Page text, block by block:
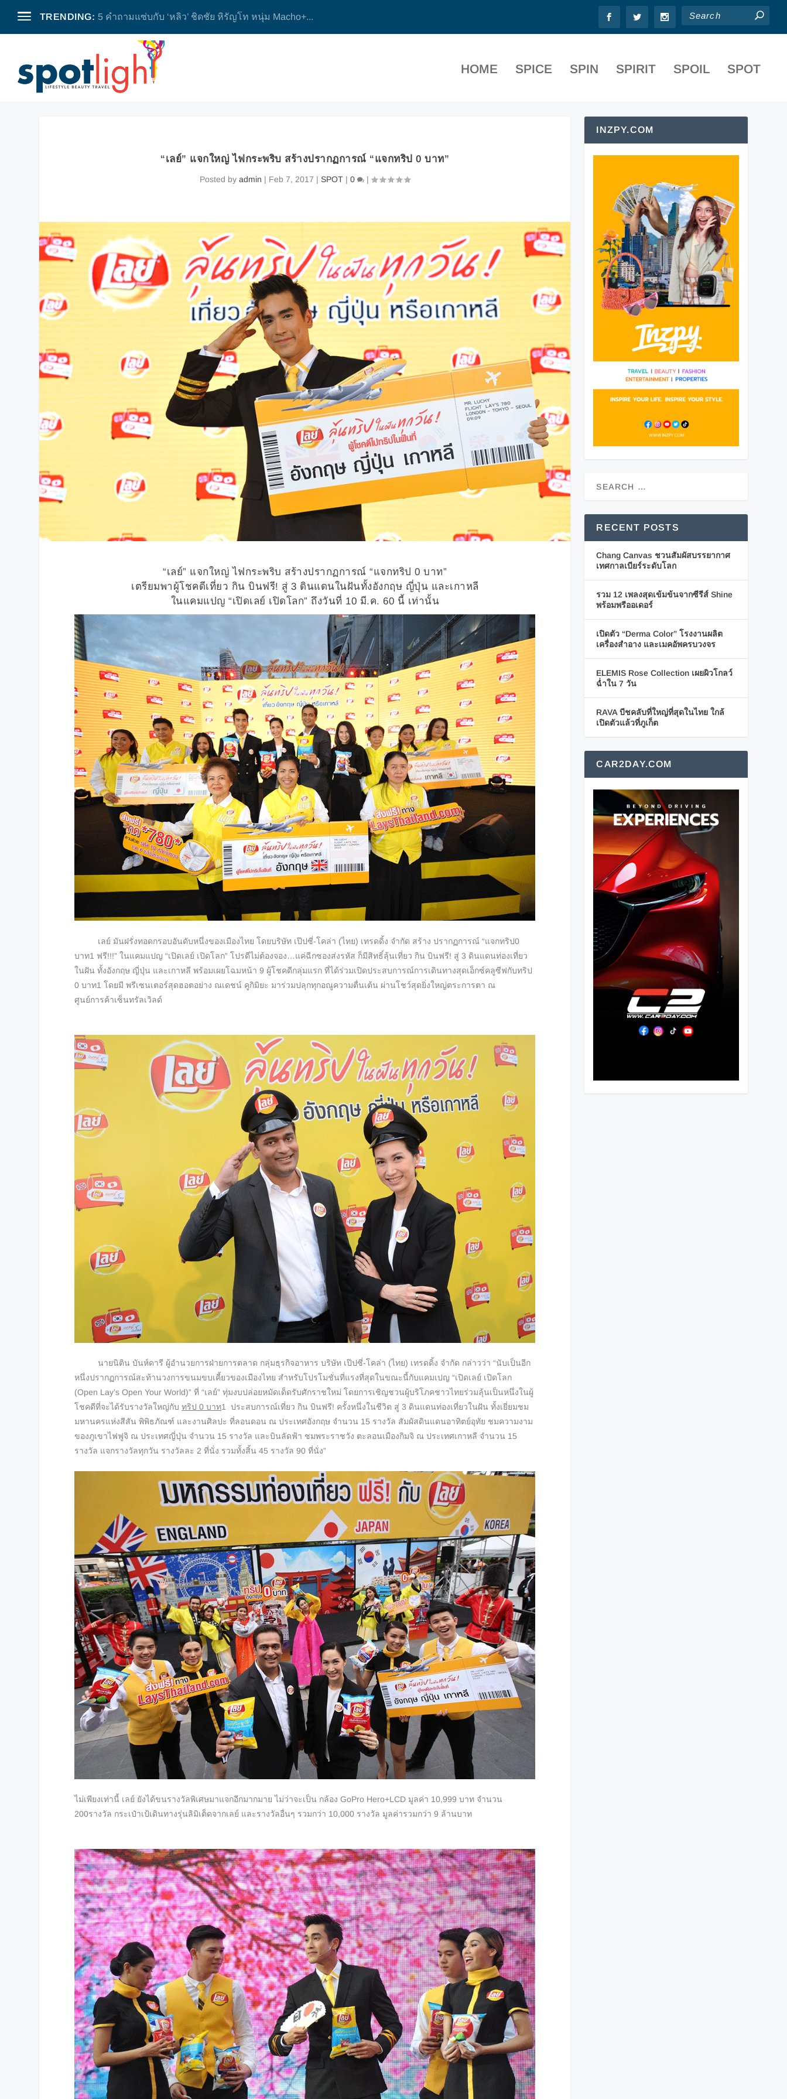
TRENDING: 5 คำถามแซ่บกับ ‘หลิว’ ชิดชัย หิรัญโท หนุ่ม Macho+...
HOME SPICE SPIN SPIRIT SPOIL SPOT
“เลย์” แจกใหญ่ ไฟกระพริบ สร้างปรากฏการณ์ “แจกทริป 0 บาท”
Posted byadmin | Feb 7, 2017 | SPOT |0 |
“เลย์” แจกใหญ่ ไฟกระพริบ สร้างปรากฏการณ์“แจกทริป 0บาท”
เตรียมพาผู้โชคดีเที่ยว กิน บินฟรี! สู่3 ดินแดนในฝันทั้งอังกฤษ ญี่ปุ่น และเกาหลี
ในแคมแปญ“เปิดเลย์ เปิดโลก”ถึงวันที่ 10 มี.ค.60 นี้ เท่านั้น
เลย์ มันฝรั่งทอดกรอบอันดับหนึ่งของเมืองไทย โดยบริษัท เป๊ปซี่-โคล่า (ไทย) เทรดดิ้ง จำกัด สร้าง ปรากฏการณ์“แจกทริป0
บาท1 ฟรี!!!”ในแคมแปญ“เปิดเลย์ เปิดโลก”โปรดีไม่ต้องจอง…แค่ฉีกซองส่งรหัส ก็มีสิทธิ์ลุ้นเที่ยว กิน บินฟรี! สู่3 ดินแดนท่องเที่ยว
ในฝัน ทั้งอังกฤษ ญี่ปุ่น และเกาหลี พร้อมเผยโฉมหน้า 9 ผู้โชคดีกลุ่มแรก ที่ได้ร่วมเปิดประสบการณ์การเดินทางสุดเอ็กซ์คลูซีฟกับทริป
0บาท1 โดยมี พรีเซนเตอร์สุดฮอตอย่าง ณเดชน์ คูกิมิยะ มาร่วมปลุกทุกอณูความตื่นเต้น ผ่านโชว์สุดยิ่งใหญ่ตระการตา ณ
ศูนย์การค้าเซ็นทรัลเวิลด์
นายนิติน บันห์ดารี ผู้อำนวยการฝ่ายการตลาด กลุ่มธุรกิจอาหาร บริษัท เป๊ปซี่-โคล่า (ไทย) เทรดดิ้ง จํากัด กล่าวว่า“นับเป็นอีก
หนึ่งปรากฏการณ์สะท้านวงการขนมขบเคี้ยวของเมืองไทย สำหรับโปรโมชั่นที่แรงที่สุดในขณะนี้กับแคมเปญ“เปิดเลย์ เปิดโลก
(Open Lay’s Open Your World)”ที่“เลย์”ทุ่มงบปล่อยหมัดเด็ดรับศักราชใหม่ โดยการเชิญชวนผู้บริโภคชาวไทยร่วมลุ้นเป็นหนึ่งในผู้
โชคดีที่จะได้รับรางวัลใหญ่กับทริป 0 บาท1ประสบการณ์เที่ยว กิน บินฟรี! ครั้งหนึ่งในชีวิต สู่3 ดินแดนท่องเที่ยวในฝัน ทั้งเยี่ยมชม
มหานครแห่งสีสัน พิพิธภัณฑ์ และงานศิลปะ ที่ลอนดอน ณ ประเทศอังกฤษ จำนวน 15 รางวัล สัมผัสดินแดนอาทิตย์อุทัย ชมความงาม
ของภูเขาไฟฟูจิ ณ ประเทศญี่ปุ่น จำนวน 15 รางวัล และบินลัดฟ้า ชมพระราชวัง ตะลอนเมืองกิมจิ ณ ประเทศเกาหลี จำนวน 15
รางวัล แจกรางวัลทุกวัน รางวัลละ 2ที่นั่ง รวมทั้งสิ้น45 รางวัล90ที่นั่ง”
ไม่เพียงเท่านี้ เลย์ ยังได้ขนรางวัลพิเศษมาแจกอีกมากมาย ไม่ว่าจะเป็น กล้อง GoPro Hero+LCD มูลค่า 10,999บาท จำนวน
200รางวัล กระเป๋าเป้เดินทางรุ่นลิมิเต็ดจากเลย์ และรางวัลอื่นๆ รวมกว่า 10,000 รางวัล มูลค่ารวมกว่า9 ล้านบาท
INZPY.COM
RECENT POSTS
Chang Canvas ชวนสัมผัสบรรยากาศ
เทศกาลเบียร์ระดับโลก
รวม 12 เพลงสุดเข้มข้นจากซีรีส์ Shine
พร้อมพรีออเดอร์
เปิดตัว “Derma Color” โรงงานผลิต
เครื่องสำอาง และเมคอัพครบวงจร
ELEMIS Rose Collection เผยผิวโกลว์
ฉ่ำใน 7 วัน
RAVA บีชคลับที่ใหญ่ที่สุดในไทย ใกล้
เปิดตัวแล้วที่ภูเก็ต
CAR2DAY.COM